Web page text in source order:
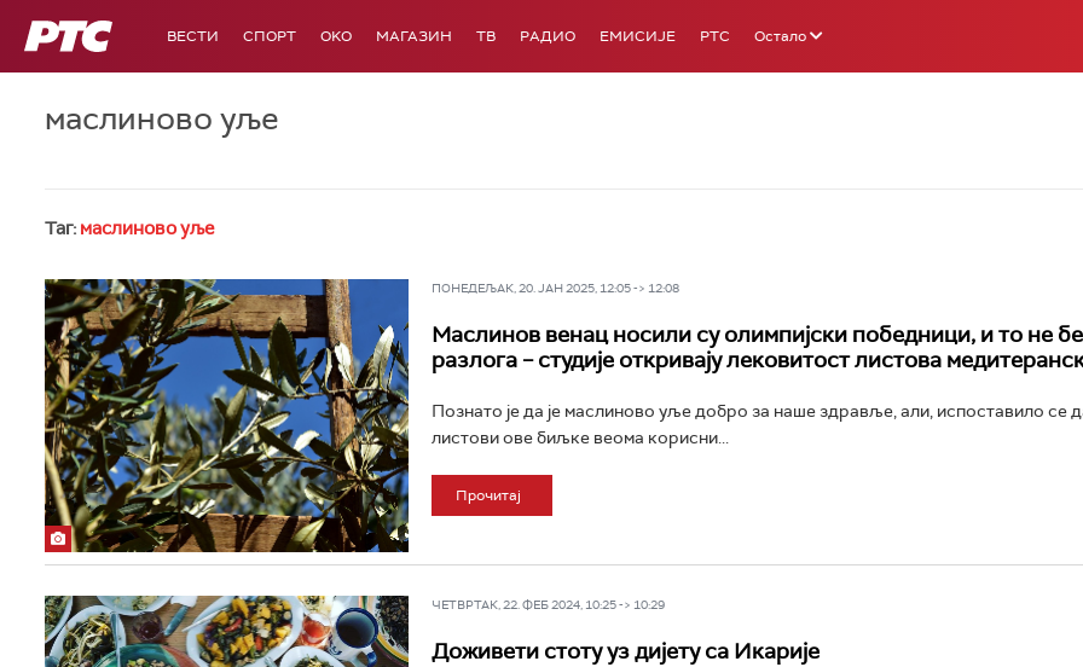
РТС ВЕСТИ СПОРТ OKO МАГАЗИН ТВ РАДИО ЕМИСИЈЕ РТС Остало
маслиново уље
Таг: маслиново уље
ПОНЕДЕЉАК, 20. ЈАН 2025, 12:05 -> 12:08
Маслинов венац носили су олимпијски победници, и то не
разлога – студије откривају лековитост листова
Познато је да је маслиново уље добро за наше здравље, али, испоставило се
листови ове биљке веома корисни...
Прочитај
ЧЕТВРТАК, 22. ФЕБ 2024, 10:25 -> 10:29
Доживети стоту уз дијету са Икарије